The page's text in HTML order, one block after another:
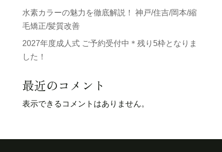
水素カラーの魅力を徹底解説！ 神戸/住吉/岡本/縮
毛矯正/髪質改善
2027年度成人式 ご予約受付中＊残り5枠となりま
した！
最近のコメント
表示できるコメントはありません。